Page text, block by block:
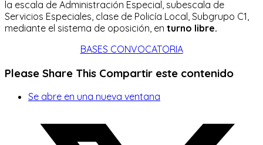
la escala de Administración Especial, subescala de
Servicios Especiales, clase de Policía Local, Subgrupo C1,
mediante el sistema de oposición, en turno libre.
BASES CONVOCATORIA
Please Share This Compartir este contenido
Se abre en una nueva ventana